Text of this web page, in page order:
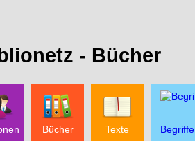
- Bücher
Bücher Texte Begriffe